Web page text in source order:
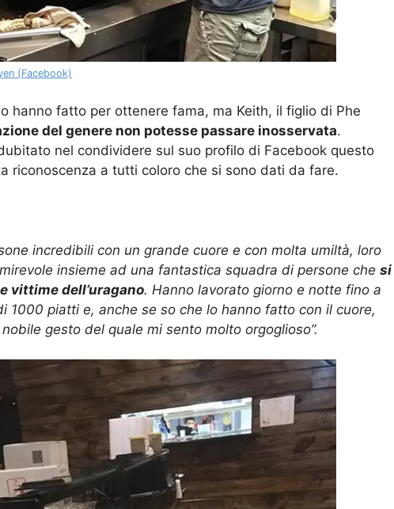
(Facebook)
hanno fatto per ottenere fama, ma Keith, il figlio di Phe
del genere non potesse passare inosservata.
nel condividere sul suo profilo di Facebook questo
riconoscenza a tutti coloro che si sono dati da fare.
incredibili con un grande cuore e con molta umiltà, loro
insieme ad una fantastica squadra di persone che si
vittime dell’uragano. Hanno lavorato giorno e notte fino a
1000 piatti e, anche se so che lo hanno fatto con il cuore,
gesto del quale mi sento molto orgoglioso”.